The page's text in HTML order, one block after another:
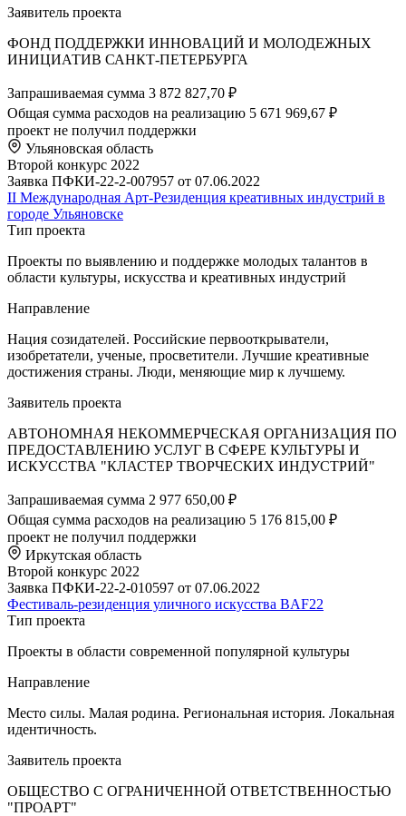
Заявитель проекта
ФОНД ПОДДЕРЖКИ ИННОВАЦИЙ И МОЛОДЕЖНЫХ
ИНИЦИАТИВ САНКТ-ПЕТЕРБУРГА
Запрашиваемая сумма 3 872 827,70 ₽
Общая сумма расходов на реализацию 5 671 969,67 ₽
проект не получил поддержки
Ульяновская область
Второй конкурс 2022
Заявка ПФКИ-22-2-007957 от 07.06.2022
II Международная Арт-Резиденция креативных индустрий в
городе Ульяновске
Тип проекта
Проекты по выявлению и поддержке молодых талантов в
области культуры, искусства и креативных индустрий
Направление
Нация созидателей. Российские первооткрыватели,
изобретатели, ученые, просветители. Лучшие креативные
достижения страны. Люди, меняющие мир к лучшему.
Заявитель проекта
АВТОНОМНАЯ НЕКОММЕРЧЕСКАЯ ОРГАНИЗАЦИЯ ПО
ПРЕДОСТАВЛЕНИЮ УСЛУГ В СФЕРЕ КУЛЬТУРЫ И
ИСКУССТВА "КЛАСТЕР ТВОРЧЕСКИХ ИНДУСТРИЙ"
Запрашиваемая сумма 2 977 650,00 ₽
Общая сумма расходов на реализацию 5 176 815,00 ₽
проект не получил поддержки
Иркутская область
Второй конкурс 2022
Заявка ПФКИ-22-2-010597 от 07.06.2022
Фестиваль-резиденция уличного искусства BAF22
Тип проекта
Проекты в области современной популярной культуры
Направление
Место силы. Малая родина. Региональная история. Локальная
идентичность.
Заявитель проекта
ОБЩЕСТВО С ОГРАНИЧЕННОЙ ОТВЕТСТВЕННОСТЬЮ
"ПРОАРТ"